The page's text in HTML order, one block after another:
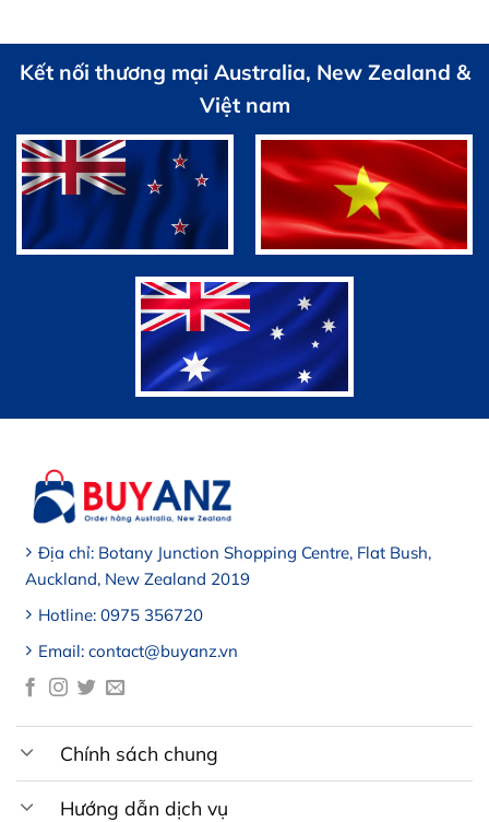
Kết nối thương mại Australia, New Zealand &
Việt nam
Địa chỉ: Botany Junction Shopping Centre, Flat Bush,
Auckland, New Zealand 2019
Hotline: 0975 356720
Email: contact@buyanz.vn
Chính sách chung
Hướng dẫn dịch vụ